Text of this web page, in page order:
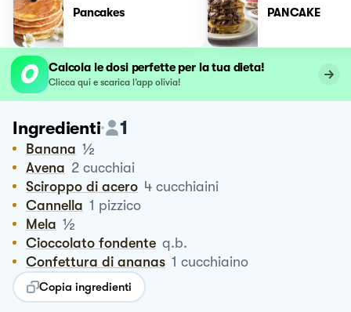
Pancakes PANCAKE
Calcola le dosi perfette per la tua dieta!
Clicca qui e scarica l’app olivia!
Ingredienti 1
Banana ½
Avena 2 cucchiai
Sciroppo di acero 4 cucchiaini
Cannella 1 pizzico
Mela ½
Cioccolato fondente q.b.
Confettura di ananas 1 cucchiaino
Copia ingredienti